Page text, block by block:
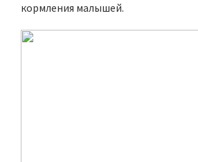
кормления малышей.